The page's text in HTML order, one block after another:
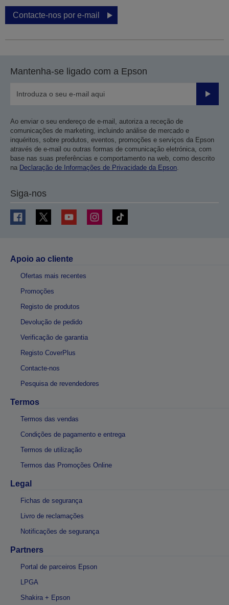
Contacte-nos por e-mail
Mantenha-se ligado com a Epson
Enviar
Ao enviar o seu endereço de e-mail, autoriza a receção de
comunicações de marketing, incluindo análise de mercado e
inquéritos, sobre produtos, eventos, promoções e serviços da Epson
através de e-mail ou outras formas de comunicação eletrónica, com
base nas suas preferências e comportamento na web, como descrito
na Declaração de Informações de Privacidade da Epson.
Siga-nos
Apoio ao cliente
Ofertas mais recentes
Promoções
Registo de produtos
Devolução de pedido
Verificação de garantia
Registo CoverPlus
Contacte-nos
Pesquisa de revendedores
Termos
Termos das vendas
Condições de pagamento e entrega
Termos de utilização
Termos das Promoções Online
Legal
Fichas de segurança
Livro de reclamações
Notificações de segurança
Partners
Portal de parceiros Epson
LPGA
Shakira + Epson